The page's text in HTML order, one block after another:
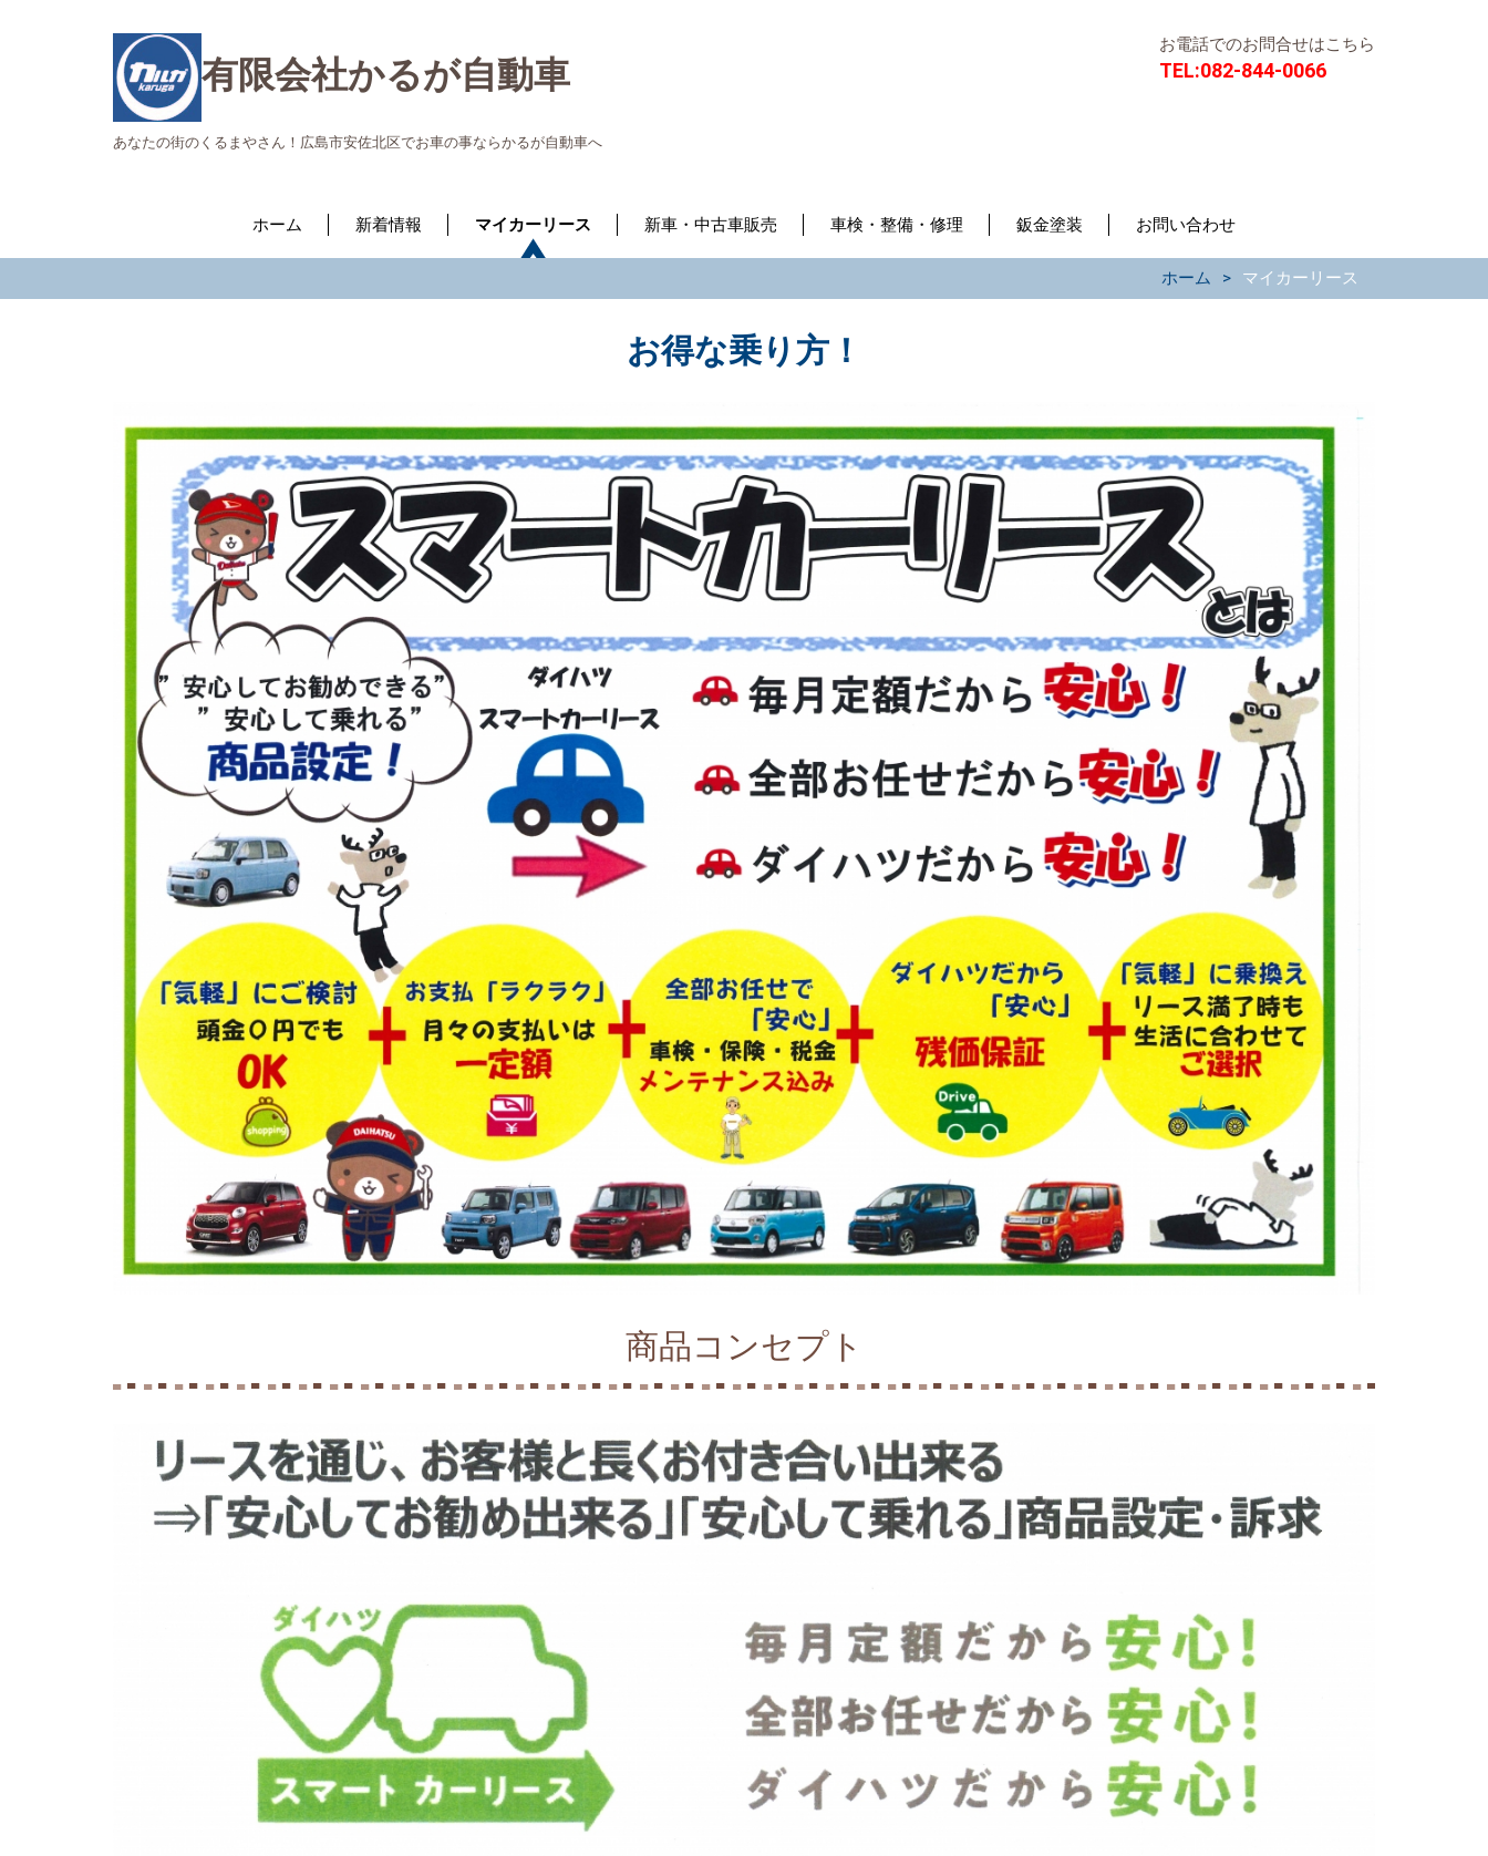
有限会社かるが自動車
あなたの街のくるまやさん！広島市安佐北区でお車の事ならかるが自動車へ
お電話でのお問合せはこちら
TEL:082-844-0066
ホーム 新着情報 マイカーリース 新車・中古車販売 車検・整備・修理 鈑金塗装 お問い合わせ
ホーム マイカーリース
お得な乗り方！
商品コンセプト